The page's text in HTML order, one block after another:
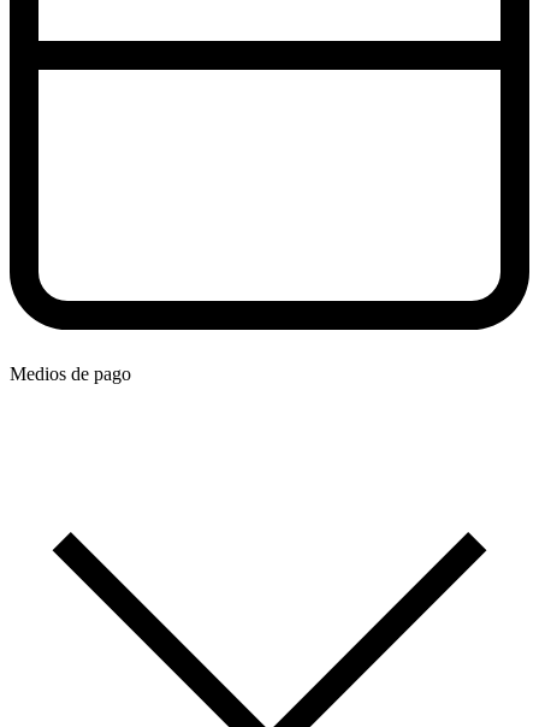
Medios de pago